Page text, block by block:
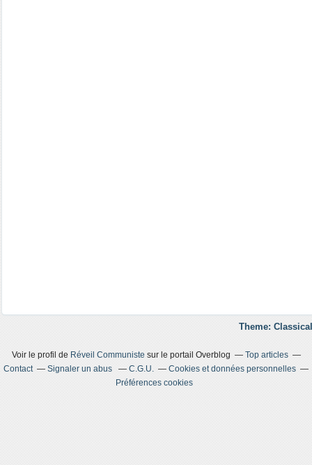
Theme:
Voir le profil de Réveil Communiste sur le portail Overblog
Top articles
Contact
Signaler un abus C.G.U.
Cookies et données personnelles
Préférences cookies